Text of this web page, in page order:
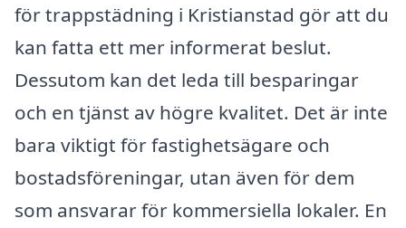
för trappstädning i Kristianstad gör att du
kan fatta ett mer informerat beslut.
Dessutom kan det leda till besparingar
och en tjänst av högre kvalitet. Det är inte
bara viktigt för fastighetsägare och
bostadsföreningar, utan även för dem
som ansvarar för kommersiella lokaler. En